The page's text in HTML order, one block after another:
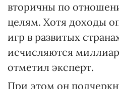
вторичны по
целям. Хотя доходы
игр в развитых
исчисляются
отметил эксперт.
При этом он